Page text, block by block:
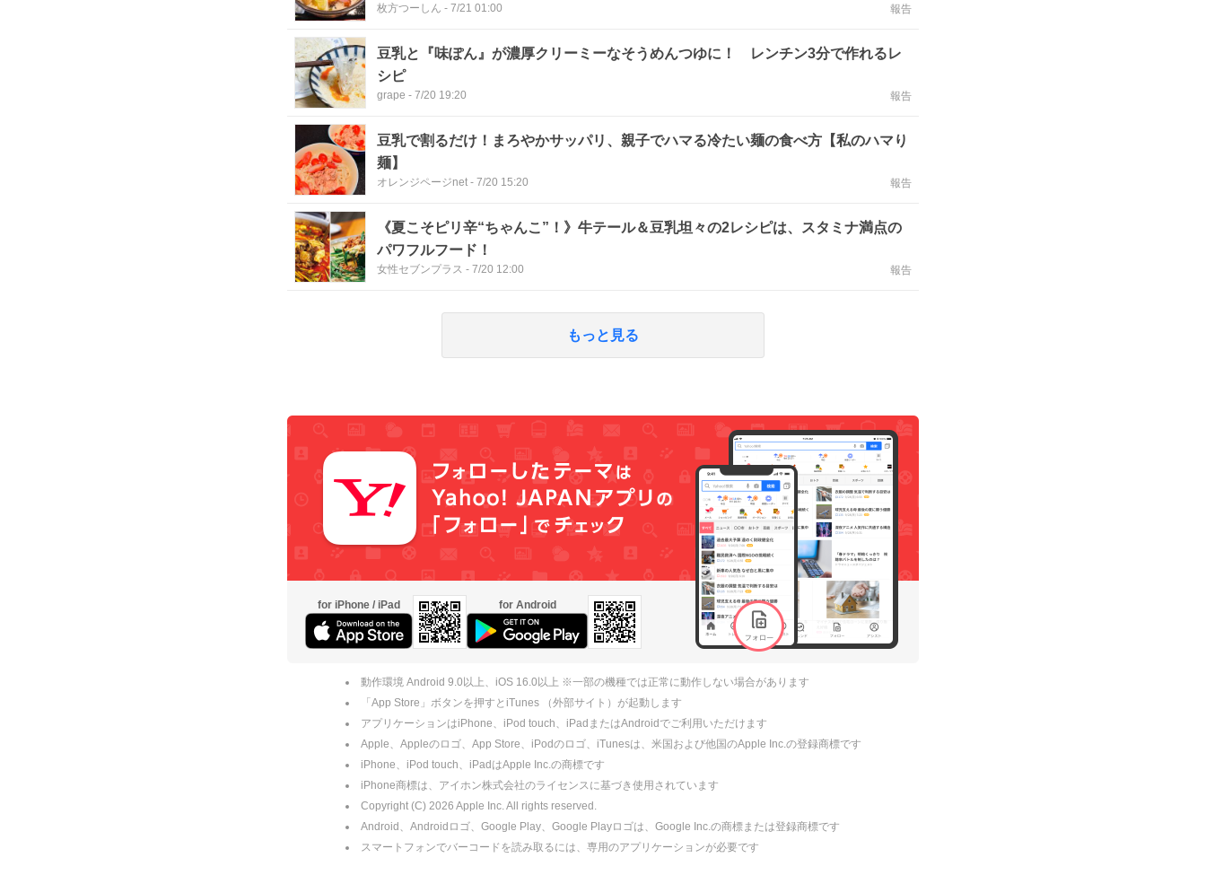
枚方つーしん - 7/21 01:00 報告
豆乳と『味ぽん』が濃厚クリーミーなそうめんつゆに！ レンチン3分で作れるレ
シピ
grape - 7/20 19:20 報告
豆乳で割るだけ！まろやかサッパリ、親子でハマる冷たい麺の食べ方【私のハマり
麺】
オレンジページnet - 7/20 15:20 報告
《夏こそピリ辛“ちゃんこ”！》牛テール＆豆乳坦々の2レシピは、スタミナ満点の
パワフルフード！
女性セブンプラス - 7/20 12:00 報告
もっと見る
for iPhone / iPad for Android
動作環境 Android 9.0以上、iOS 16.0以上 ※一部の機種では正常に動作しない場合があります
「App Store」ボタンを押すとiTunes （外部サイト）が起動します
アプリケーションはiPhone、iPod touch、iPadまたはAndroidでご利用いただけます
Apple、Appleのロゴ、App Store、iPodのロゴ、iTunesは、米国および他国のApple Inc.の登録商標です
iPhone、iPod touch、iPadはApple Inc.の商標です
iPhone商標は、アイホン株式会社のライセンスに基づき使用されています
Copyright (C) 2026 Apple Inc. All rights reserved.
Android、Androidロゴ、Google Play、Google Playロゴは、Google Inc.の商標または登録商標です
スマートフォンでバーコードを読み取るには、専用のアプリケーションが必要です